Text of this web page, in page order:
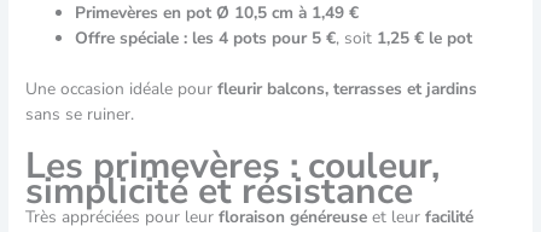
Primevères en pot Ø 10,5 cm à 1,49 €
Offre spéciale : les 4 pots pour 5 €, soit 1,25 € le pot
Une occasion idéale pourfleurir balcons, terrasses et jardins
sans se ruiner.
Les primevères : couleur,
simplicité et résistance
Très appréciées pour leurfloraison généreuse et leurfacilité